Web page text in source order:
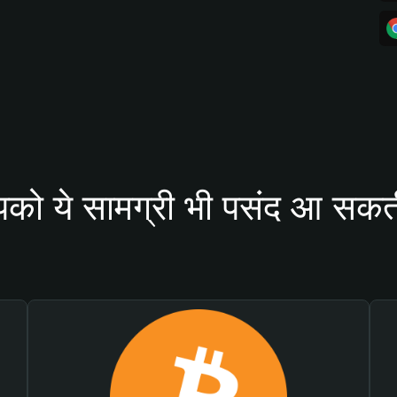
ये सामग्री भी पसंद आ